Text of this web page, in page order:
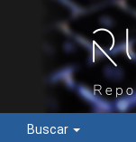
Buscar